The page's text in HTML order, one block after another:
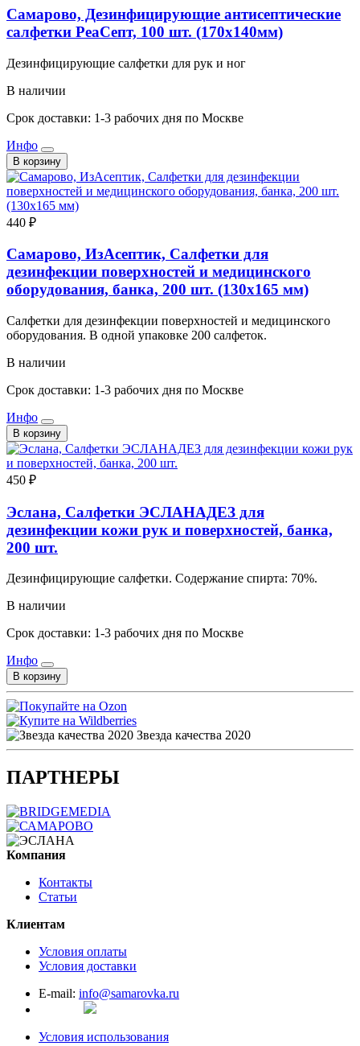
Самарово, Дезинфицирующие антисептические
салфетки РеаСепт, 100 шт. (170x140мм)
Дезинфицирующие салфетки для рук и ног
В наличии
Срок доставки: 1-3 рабочих дня по Москве
Инфо
В корзину
440 ₽
Самарово, ИзАсептик, Салфетки для
дезинфекции поверхностей и медицинского
оборудования, банка, 200 шт. (130x165 мм)
Салфетки для дезинфекции поверхностей и медицинского
оборудования. В одной упаковке 200 салфеток.
В наличии
Срок доставки: 1-3 рабочих дня по Москве
Инфо
В корзину
450 ₽
Эслана, Салфетки ЭСЛАНАДЕЗ для
дезинфекции кожи рук и поверхностей, банка,
200 шт.
Дезинфицирующие салфетки. Содержание спирта: 70%.
В наличии
Срок доставки: 1-3 рабочих дня по Москве
Инфо
В корзину
Звезда качества 2020
ПАРТНЕРЫ
Компания
Контакты
Статьи
Клиентам
Условия оплаты
Условия доставки
E-mail: info@samarovka.ru
Условия использования